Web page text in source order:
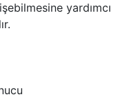
yardımcı